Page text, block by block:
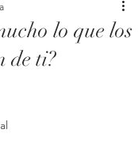
lo que los
de ti?